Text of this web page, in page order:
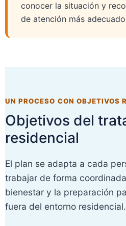
conocer la situación y
de atención más
UN PROCESO CON OBJETIVOS
Objetivos del
residencial
El plan se adapta a cada
trabajar de forma
bienestar y la preparación
fuera del entorno residencial.